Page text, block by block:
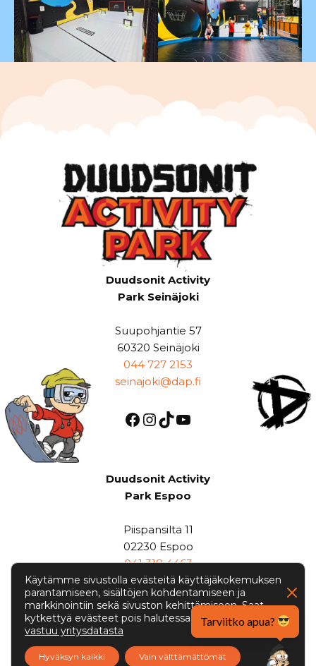
Duudsonit Activity
Park Seinäjoki
Suupohjantie 57
60320 Seinäjoki
044 727 2153
seinajoki@dap.fi
Duudsonit Activity
Park Espoo
Piispansilta 11
02230 Espoo
041 318 4463
espoo@dap.fi
Tarviitko apua?
Käytämme sivustolla evästeitä käyttäjäkokemuksen
parantamiseen, sisältöjen kohdentamiseen ja
markkinointiin sekä sivuston kehittämiseen. Saat
kytkettyä evästeet pois halutessasi. Lue lisää Googlen
vastuu yritysdatasta
Hyväksyn kaikki Vain välttämättömät